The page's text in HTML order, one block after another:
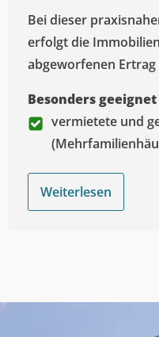
Bei dieser
erfolgt die
abgeworfenen
Besonders
vermietete und
Weiterlesen